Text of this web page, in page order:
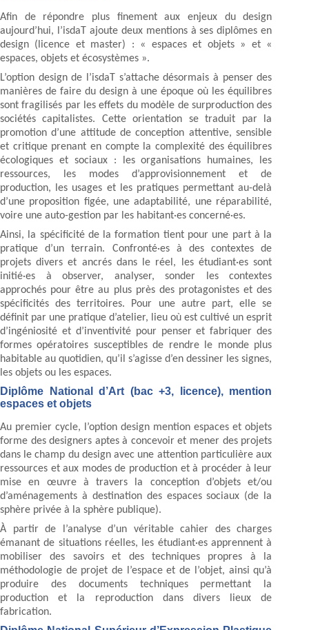
Afin de répondre plus finement aux enjeux du design
aujourd’hui, l’isdaT ajoute deux mentions à ses diplômes en
design (licence et master) : « espaces et objets » et «
espaces, objets et écosystèmes ».
L’option design de l’isdaT s’attache désormais à penser des
manières de faire du design à une époque où les équilibres
sont fragilisés par les effets du modèle de surproduction des
sociétés capitalistes. Cette orientation se traduit par la
promotion d’une attitude de conception attentive, sensible
et critique prenant en compte la complexité des équilibres
écologiques et sociaux : les organisations humaines, les
ressources, les modes d’approvisionnement et de
production, les usages et les pratiques permettant au-delà
d’une proposition figée, une adaptabilité, une réparabilité,
voire une auto-gestion par les habitant·es concerné·es.
Ainsi, la spécificité de la formation tient pour une part à la
pratique d’un terrain. Confronté·es à des contextes de
projets divers et ancrés dans le réel, les étudiant·es sont
initié·es à observer, analyser, sonder les contextes
approchés pour être au plus près des protagonistes et des
spécificités des territoires. Pour une autre part, elle se
définit par une pratique d’atelier, lieu où est cultivé un esprit
d’ingéniosité et d’inventivité pour penser et fabriquer des
formes opératoires susceptibles de rendre le monde plus
habitable au quotidien, qu’il s’agisse d’en dessiner les signes,
les objets ou les espaces.
Diplôme National d’Art (bac +3, licence), mention
espaces et objets
Au premier cycle, l’option design mention espaces et objets
forme des designers aptes à concevoir et mener des projets
dans le champ du design avec une attention particulière aux
ressources et aux modes de production et à procéder à leur
mise en œuvre à travers la conception d’objets et/ou
d’aménagements à destination des espaces sociaux (de la
sphère privée à la sphère publique).
À partir de l’analyse d’un véritable cahier des charges
émanant de situations réelles, les étudiant·es apprennent à
mobiliser des savoirs et des techniques propres à la
méthodologie de projet de l’espace et de l’objet, ainsi qu’à
produire des documents techniques permettant la
production et la reproduction dans divers lieux de
fabrication.